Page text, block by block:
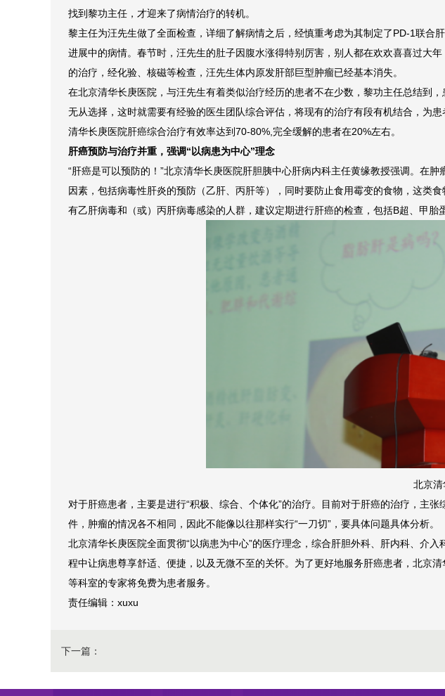
找到黎功主任，才迎来了病情治疗的转机。
黎主任为汪先生做了全面检查，详细了解病情之后，经慎重考虑为其制定了PD-1联
进展中的病情。春节时，汪先生的肚子因腹水涨得特别厉害，别人都在欢欢喜喜过大
的治疗，经化验、核磁等检查，汪先生体内原发肝部巨型肿瘤已经基本消失。
在北京清华长庚医院，与汪先生有着类似治疗经历的患者不在少数，黎功主任总结到
无从选择，这时就需要有经验的医生团队综合评估，将现有的治疗有段有机结合，为
清华长庚医院肝癌综合治疗有效率达到70-80%,完全缓解的患者在20%左右。
肝癌预防与治疗并重，强调“以病患为中心”理念
“肝癌是可以预防的！”北京清华长庚医院肝胆胰中心肝病内科主任黄缘教授强调。在
因素，包括病毒性肝炎的预防（乙肝、丙肝等），同时要防止食用霉变的食物，这类
有乙肝病毒和（或）丙肝病毒感染的人群，建议定期进行肝癌的检查，包括B超、甲胎
北京
对于肝癌患者，主要是进行“积极、综合、个体化”的治疗。目前对于肝癌的治疗，主
件，肿瘤的情况各不相同，因此不能像以往那样实行“一刀切”，要具体问题具体分析。
北京清华长庚医院全面贯彻“以病患为中心”的医疗理念，综合肝胆外科、肝内科、介
程中让病患尊享舒适、便捷，以及无微不至的关怀。为了更好地服务肝癌患者，北京
等科室的专家将免费为患者服务。
责任编辑：xuxu
下一篇：